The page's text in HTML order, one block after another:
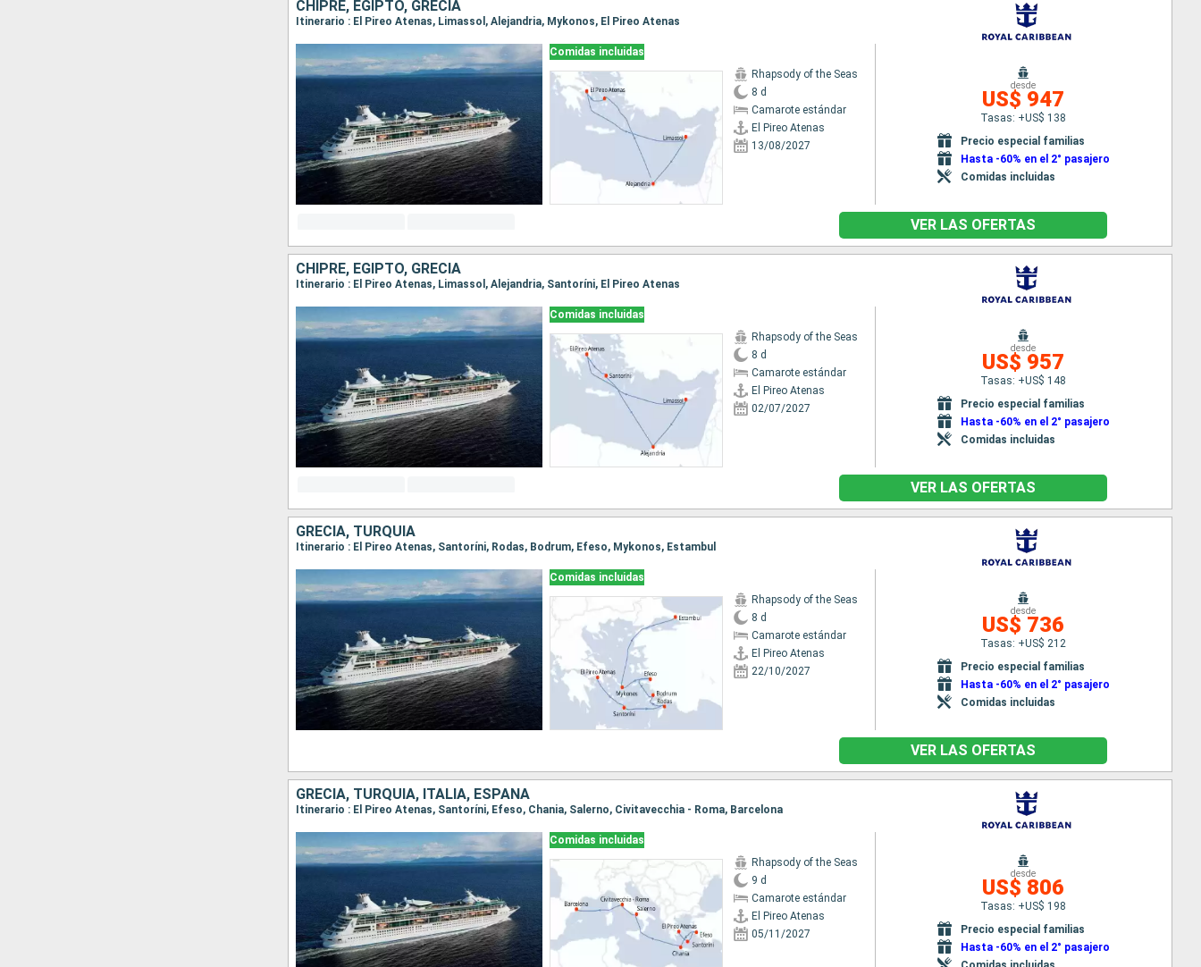
CHIPRE, EGIPTO, GRECIA
Itinerario : El Pireo Atenas, Limassol, Alejandria, Mykonos, El Pireo Atenas
Comidas incluidas
Rhapsody of the Seas
8 d
Camarote estándar
El Pireo Atenas
13/08/2027
desde
US$ 947
Tasas: +US$ 138
Precio especial familias
Hasta -60% en el 2° pasajero
Comidas incluidas
VER LAS OFERTAS
CHIPRE, EGIPTO, GRECIA
Itinerario : El Pireo Atenas, Limassol, Alejandria, Santoríni, El Pireo Atenas
Comidas incluidas
Rhapsody of the Seas
8 d
Camarote estándar
El Pireo Atenas
02/07/2027
desde
US$ 957
Tasas: +US$ 148
Precio especial familias
Hasta -60% en el 2° pasajero
Comidas incluidas
VER LAS OFERTAS
GRECIA, TURQUÍA
Itinerario : El Pireo Atenas, Santoríni, Rodas, Bodrum, Efeso, Mykonos, Estambul
Comidas incluidas
Rhapsody of the Seas
8 d
Camarote estándar
El Pireo Atenas
22/10/2027
desde
US$ 736
Tasas: +US$ 212
Precio especial familias
Hasta -60% en el 2° pasajero
Comidas incluidas
VER LAS OFERTAS
GRECIA, TURQUÍA, ITALIA, ESPAÑA
Itinerario : El Pireo Atenas, Santoríni, Efeso, Chania, Salerno, Civitavecchia - Roma, Barcelona
Comidas incluidas
Rhapsody of the Seas
9 d
Camarote estándar
El Pireo Atenas
05/11/2027
desde
US$ 806
Tasas: +US$ 198
Precio especial familias
Hasta -60% en el 2° pasajero